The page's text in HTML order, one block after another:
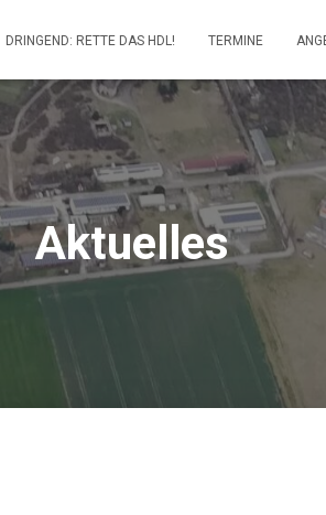
DRINGEND: RETTE DAS HDL! TERMINE
Aktuelles